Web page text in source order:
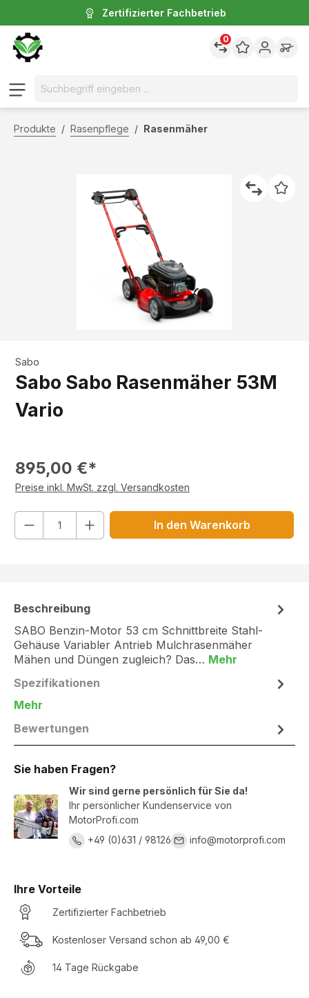
Zertifizierter Fachbetrieb
0
Produkte / Rasenpflege / Rasenmäher
Sabo
Sabo Sabo Rasenmäher 53M
Vario
895,00 €*
Preise inkl. MwSt. zzgl. Versandkosten
Anzahl
In den Warenkorb
Beschreibung
SABO Benzin-Motor 53 cm Schnittbreite Stahl-
Gehäuse Variabler Antrieb Mulchrasenmäher
Mähen und Düngen zugleich? Das… Mehr
Spezifikationen
Mehr
Bewertungen
Sie haben Fragen?
Wir sind gerne persönlich für Sie da!
Ihr persönlicher Kundenservice von
MotorProfi.com
+49 (0)631 / 98126
info@motorprofi.com
Ihre Vorteile
Zertifizierter Fachbetrieb
Kostenloser Versand schon ab 49,00 €
14 Tage Rückgabe